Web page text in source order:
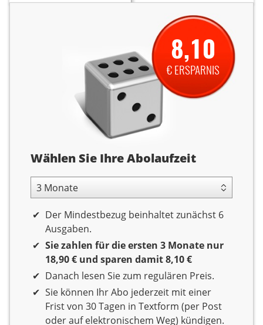
Abolaufzeit
Wählen Sie Ihre Abolaufzeit
3 Monate Laufzeit
Der Mindestbezug beinhaltet zunächst 6
Ausgaben.
Sie zahlen für die ersten 3 Monate nur
18,90 € und sparen damit 8,10 €
Danach lesen Sie zum regulären Preis.
Sie können Ihr Abo jederzeit mit einer
Frist von 30 Tagen in Textform (per Post
oder auf elektronischem Weg) kündigen.
8,10
€ ERSPARNIS